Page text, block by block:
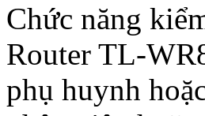
Chức năng
Router TL-
phụ huynh